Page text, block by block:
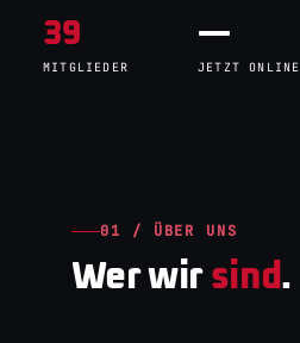
39
MITGLIEDER
—
JETZT ONLINE
01 / ÜBER UNS
Wer wir sind.